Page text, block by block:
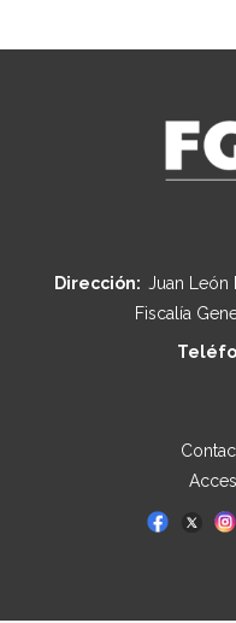
Dirección: Juan León
Fiscalía